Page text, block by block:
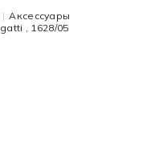
Аксессуары
, 1628/05